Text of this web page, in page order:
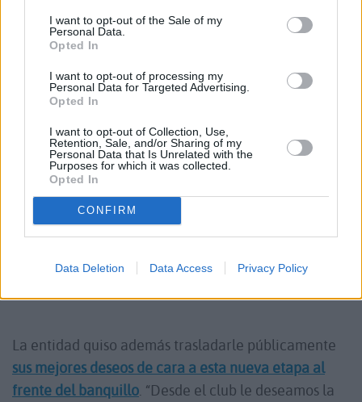
I want to opt-out of the Sale of my
Personal Data.
Opted In
I want to opt-out of processing my
Personal Data for Targeted Advertising.
Opted In
I want to opt-out of Collection, Use,
Retention, Sale, and/or Sharing of my
Personal Data that Is Unrelated with the
Purposes for which it was collected.
Opted In
CONFIRM
Data Deletion Data Access Privacy Policy
con dos destacadas temporadas en la categoría.
Desde el club destacan el compromiso, la
dedicación y el trabajo realizado por el técnico
durante estos años, valores que han permitido
fortalecer la estructura deportiva y mantener una
línea de crecimiento sostenido.
Ezequiel Vieites afronta ahora
haciendo crecer al Unión y competir con la máxima
ambición en Tercera RFEF.
La entidad quiso además trasladarle públicamente
sus mejores deseos de cara a esta nueva etapa al
frente del banquillo. “Desde el club le deseamos la